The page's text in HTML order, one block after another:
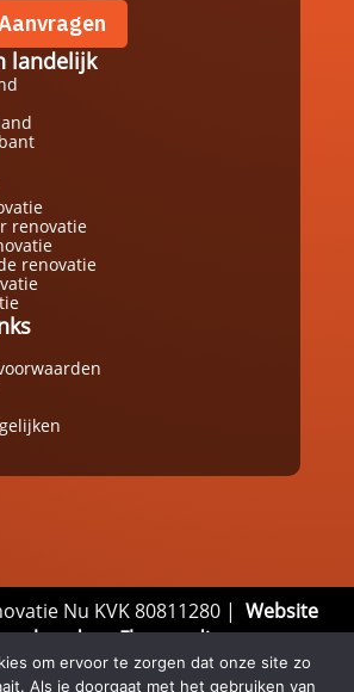
landelijk
renovatie
renovatie
Nu KVK 80811280 | Website
door Flexamedia
|Disclaimer| Algemene
om ervoor te zorgen dat onze site zo
Als je doorgaat met het gebruiken van